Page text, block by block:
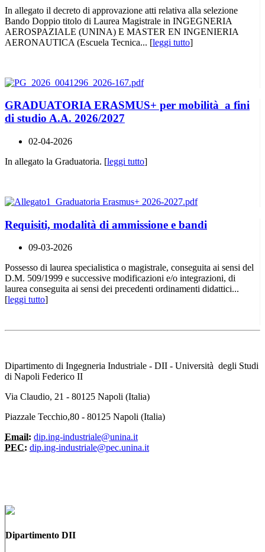
In allegato il decreto di approvazione atti relativa alla selezione
Bando Doppio titolo di Laurea Magistrale in INGEGNERIA
AEROSPAZIALE (UNINA) E MASTER EN INGENIERIA
AERONAUTICA (Escuela Tecnica... [leggi tutto]
GRADUATORIA ERASMUS+ per mobilità a fini
di studio A.A. 2026/2027
02-04-2026
In allegato la Graduatoria. [leggi tutto]
Requisiti, modalità di ammissione e bandi
09-03-2026
Possesso di laurea specialistica o magistrale, conseguita ai sensi del
D.M. 509/1999 e successive modificazioni e/o integrazioni, di
laurea conseguita ai sensi dei precedenti ordinamenti didattici...
[leggi tutto]
Dipartimento di Ingegneria Industriale - DII - Università degli Studi
di Napoli Federico II
Via Claudio, 21 - 80125 Napoli (Italia)
Piazzale Tecchio,80 - 80125 Napoli (Italia)
Email: dip.ing-industriale@unina.it
PEC: dip.ing-industriale@pec.unina.it
Dipartimento DII